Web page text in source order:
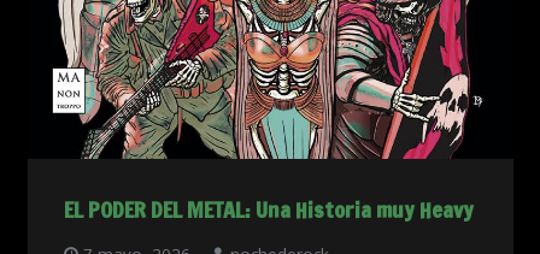
EL PODER DEL METAL: Una Historia muy Heavy